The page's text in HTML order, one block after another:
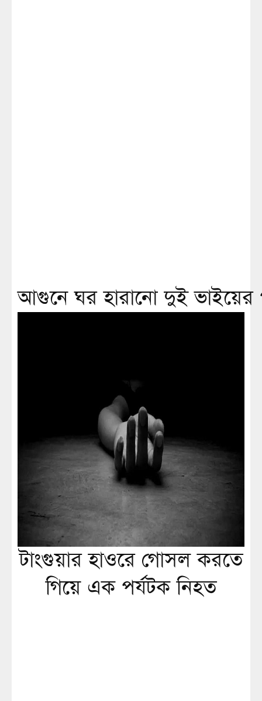
আগুনে ঘর হারানো দুই ভাইয়ের
টাংগুয়ার হাওরে গোসল করতে
গিয়ে এক পর্যটক নিহত